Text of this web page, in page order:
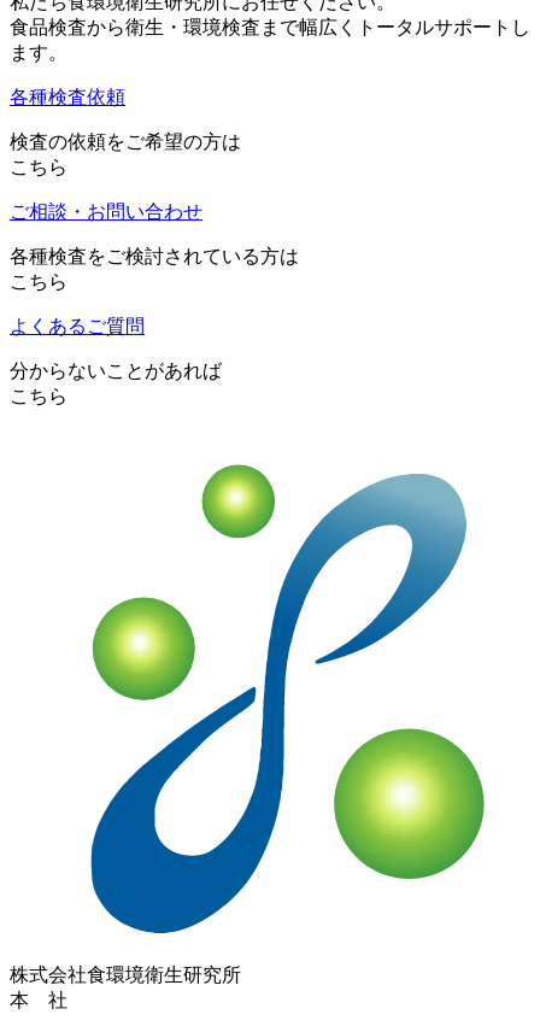
食品検査から衛生・環境検査まで幅広くトータルサポートし
ます。
各種検査依頼
検査の依頼をご希望の方は
こちら
ご相談・お問い合わせ
各種検査をご検討されている方は
こちら
よくあるご質問
分からないことがあれば
こちら
株式会社食環境衛生研究所
本 社